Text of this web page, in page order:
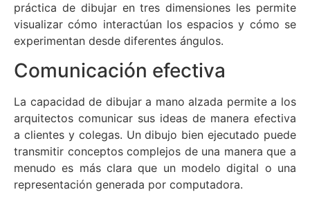
práctica de dibujar en tres dimensiones les permite
visualizar cómo interactúan los espacios y cómo se
experimentan desde diferentes ángulos.
Comunicación efectiva
La capacidad de dibujar a mano alzada permite a los
arquitectos comunicar sus ideas de manera efectiva
a clientes y colegas. Un dibujo bien ejecutado puede
transmitir conceptos complejos de una manera que a
menudo es más clara que un modelo digital o una
representación generada por computadora.